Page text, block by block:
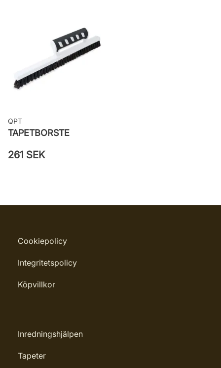
Leverantörens artikelnummer: 61019
QPT
TAPETBORSTE
261 SEK
Cookiepolicy
Integritetspolicy
Köpvillkor
Inredningshjälpen
Tapeter